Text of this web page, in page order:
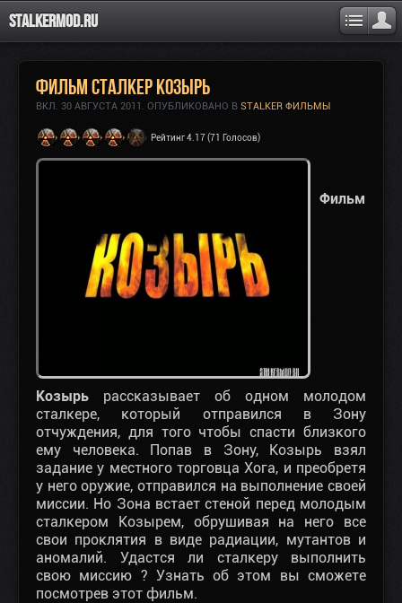
Stalkermod.ru
Фильм Сталкер Козырь
ВКЛ. 30 АВГУСТА 2011 . ОПУБЛИКОВАНО В STALKER ФИЛЬМЫ
Рейтинг 4.17 (71 Голосов)
Фильм
Козырь рассказывает об одном молодом
сталкере, который отправился в Зону
отчуждения, для того чтобы спасти близкого
ему человека. Попав в Зону, Козырь взял
задание у местного торговца Хога, и преобретя
у него оружие, отправился на выполнение своей
миссии. Но Зона встает стеной перед молодым
сталкером Козырем, обрушивая на него все
свои проклятия в виде радиации, мутантов и
аномалий. Удастся ли сталкеру выполнить
свою миссию ? Узнать об этом вы сможете
посмотрев этот фильм.